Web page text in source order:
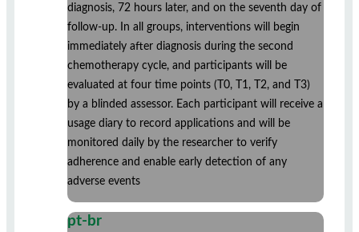
diagnosis, 72 hours later, and on the seventh day of
follow-up. In all groups, interventions will begin
immediately after diagnosis during the second
chemotherapy cycle, and participants will be
evaluated at four time points (T0, T1, T2, and T3)
by a blinded assessor. Each participant will receive a
usage diary to record applications and will be
monitored daily by the researcher to verify
adherence and enable early detection of any
adverse events
pt-br